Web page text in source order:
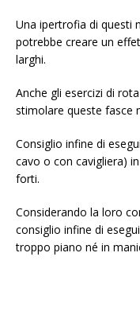
Una ipertrofia di questi
potrebbe creare un
larghi.
Anche gli esercizi di
stimolare queste fasce
Consiglio infine di
cavo o con cavigliera)
forti.
Considerando la loro
consiglio infine di
troppo piano né in